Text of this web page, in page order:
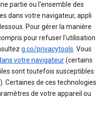
partie ou l'ensemble des
dans votre navigateur, appli
Pour gérer la manière
pour refuser l'utilisation
g.co/privacytools. Vous
votre navigateur(certains
sont toutefois susceptibles
Certaines de ces technologies
de votre appareil ou